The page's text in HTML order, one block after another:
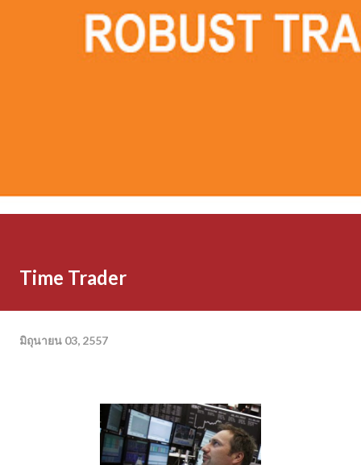
Time Trader
มิถุนายน 03, 2557